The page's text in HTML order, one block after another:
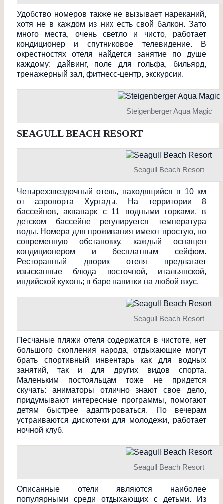
Удобство номеров также не вызывает нареканий,
хотя не в каждом из них есть свой балкон. Зато
много места, очень светло и чисто, работает
кондиционер и спутниковое телевидение. В
окрестностях отеля найдется занятие по душе
каждому: дайвинг, поле для гольфа, бильярд,
тренажерный зал, фитнесс-центр, экскурсии.
Steigenberger Aqua Magic
SEAGULL BEACH RESORT
Seagull Beach Resort
Четырехзвездочный отель, находящийся в 10 км
от аэропорта Хургады. На территории 8
бассейнов, аквапарк с 11 водными горками, в
детском бассейне регулируется температура
воды. Номера для проживания имеют простую, но
современную обстановку, каждый оснащен
кондиционером и бесплатным сейфом.
Ресторанный дворик отеля предлагает
изысканные блюда восточной, итальянской,
индийской кухонь; в баре напитки на любой вкус.
Seagull Beach Resort
Песчаные пляжи отеля содержатся в чистоте, нет
большого скопления народа, отдыхающие могут
брать спортивный инвентарь как для водных
занятий, так и для других видов спорта.
Маленьким постояльцам тоже не придется
скучать: аниматоры отлично знают свое дело,
придумывают интересные программы, помогают
детям быстрее адаптироваться. По вечерам
устраиваются дискотеки для молодежи, работает
ночной клуб.
Seagull Beach Resort
Описанные отели являются наиболее
популярными среди отдыхающих с детьми. Из